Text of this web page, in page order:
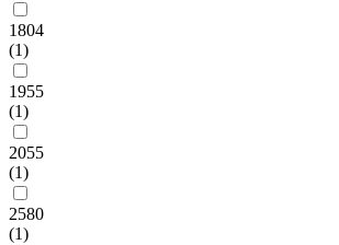
1804
(1)
1955
(1)
2055
(1)
2580
(1)